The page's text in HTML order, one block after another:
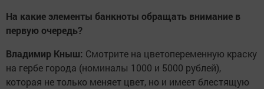
На какие элементы банкноты обращать внимание в
первую очередь?
Владимир Кныш: Смотрите на цветопеременную краску
на гербе города (номиналы 1000 и 5000 рублей),
которая не только меняет цвет, но и имеет блестящую